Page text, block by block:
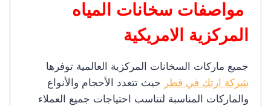
مواصفات سخانات المياه
المركزية الامريكية
جميع ماركات السخانات المركزية العالمية توفرها
شركة ارتك في قطر حيث تتعدد الأحجام والأنواع
والماركات المناسبة لتناسب احتياجات جميع العملاء